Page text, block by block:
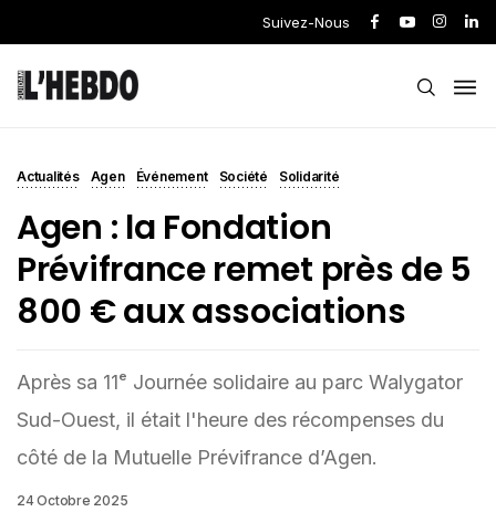
Suivez-Nous
Actualités Agen Événement Société Solidarité
Agen : la Fondation
Prévifrance remet près de 5
800 € aux associations
Après sa 11ᵉ Journée solidaire au parc Walygator
Sud-Ouest, il était l'heure des récompenses du
côté de la Mutuelle Prévifrance d’Agen.
24 Octobre 2025